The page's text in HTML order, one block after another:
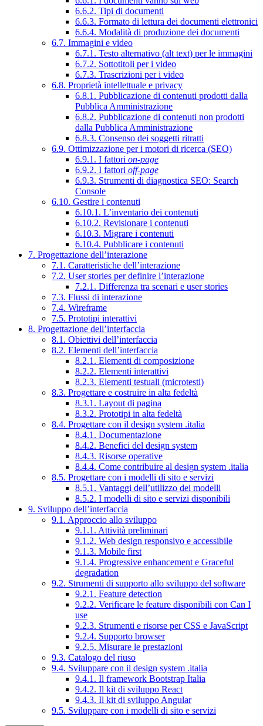
6.6.2. Tipi di documenti
6.6.3. Formato di lettura dei documenti elettronici
6.6.4. Modalità di produzione dei documenti
6.7. Immagini e video
6.7.1. Testo alternativo (alt text) per le immagini
6.7.2. Sottotitoli per i video
6.7.3. Trascrizioni per i video
6.8. Proprietà intellettuale e privacy
6.8.1. Pubblicazione di contenuti prodotti dalla
Pubblica Amministrazione
6.8.2. Pubblicazione di contenuti non prodotti
dalla Pubblica Amministrazione
6.8.3. Consenso dei soggetti ritratti
6.9. Ottimizzazione per i motori di ricerca (SEO)
6.9.1. I fattori on-page
6.9.2. I fattori off-page
6.9.3. Strumenti di diagnostica SEO: Search
Console
6.10. Gestire i contenuti
6.10.1. L’inventario dei contenuti
6.10.2. Revisionare i contenuti
6.10.3. Migrare i contenuti
6.10.4. Pubblicare i contenuti
7. Progettazione dell’interazione
7.1. Caratteristiche dell’interazione
7.2. User stories per definire l’interazione
7.2.1. Differenza tra scenari e user stories
7.3. Flussi di interazione
7.4. Wireframe
7.5. Prototipi interattivi
8. Progettazione dell’interfaccia
8.1. Obiettivi dell’interfaccia
8.2. Elementi dell’interfaccia
8.2.1. Elementi di composizione
8.2.2. Elementi interattivi
8.2.3. Elementi testuali (microtesti)
8.3. Progettare e costruire in alta fedeltà
8.3.1. Layout di pagina
8.3.2. Prototipi in alta fedeltà
8.4. Progettare con il design system .italia
8.4.1. Documentazione
8.4.2. Benefici del design system
8.4.3. Risorse operative
8.4.4. Come contribuire al design system .italia
8.5. Progettare con i modelli di sito e servizi
8.5.1. Vantaggi dell’utilizzo dei modelli
8.5.2. I modelli di sito e servizi disponibili
9. Sviluppo dell’interfaccia
9.1. Approccio allo sviluppo
9.1.1. Attività preliminari
9.1.2. Web design responsivo e accessibile
9.1.3. Mobile first
9.1.4. Progressive enhancement e Graceful
degradation
9.2. Strumenti di supporto allo sviluppo del software
9.2.1. Feature detection
9.2.2. Verificare le feature disponibili con Can I
use
9.2.3. Strumenti e risorse per CSS e JavaScript
9.2.4. Supporto browser
9.2.5. Misurare le prestazioni
9.3. Catalogo del riuso
9.4. Sviluppare con il design system .italia
9.4.1. Il framework Bootstrap Italia
9.4.2. Il kit di sviluppo React
9.4.3. Il kit di sviluppo Angular
9.5. Sviluppare con i modelli di sito e servizi